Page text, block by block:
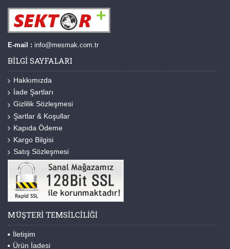
E-mail : info@mesmak.com.tr
BILGI SAYFALARI
Hakkımızda
İade Şartları
Gizlilik Sözleşmesi
Şartlar & Koşullar
Kapıda Ödeme
Kargo Bilgisi
Satış Sözleşmesi
MÜŞTERI TEMSILCILIĞI
İletişim
Ürün İadesi